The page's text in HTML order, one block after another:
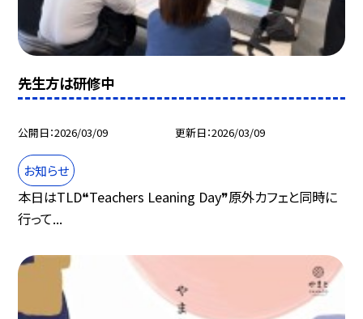
先生方は研修中
公開日 2026/03/09 更新日 2026/03/09
お知らせ
本日はTLD❝Teachers Leaning Day❞原外カフェと同時に
行って...